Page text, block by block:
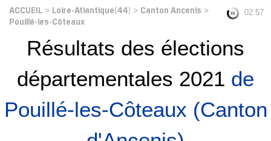
ACCUEIL > Loire-Atlantique(44) > Canton Ancenis >
Pouillé-les-Côteaux
02:56
Résultats des élections
départementales 2021 de
Pouillé-les-Côteaux (Canton